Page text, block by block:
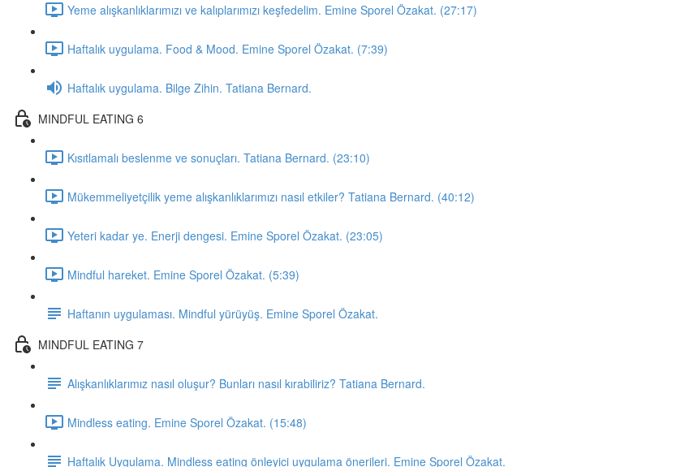
Yeme alışkanlıklarımızı ve kalıplarımızı keşfedelim. Emine Sporel Özakat. (27:17)
Haftalık uygulama. Food & Mood. Emine Sporel Özakat. (7:39)
Haftalık uygulama. Bilge Zihin. Tatiana Bernard.
MINDFUL EATING 6
Kısıtlamalı beslenme ve sonuçları. Tatiana Bernard. (23:10)
Mükemmeliyetçilik yeme alışkanlıklarımızı nasıl etkiler? Tatiana Bernard. (40:12)
Yeteri kadar ye. Enerji dengesi. Emine Sporel Özakat. (23:05)
Mindful hareket. Emine Sporel Özakat. (5:39)
Haftanın uygulaması. Mindful yürüyüş. Emine Sporel Özakat.
MINDFUL EATING 7
Alışkanlıklarımız nasıl oluşur? Bunları nasıl kırabiliriz? Tatiana Bernard.
Mindless eating. Emine Sporel Özakat. (15:48)
Haftalık Uygulama. Mindless eating önleyici uygulama önerileri. Emine Sporel Özakat.